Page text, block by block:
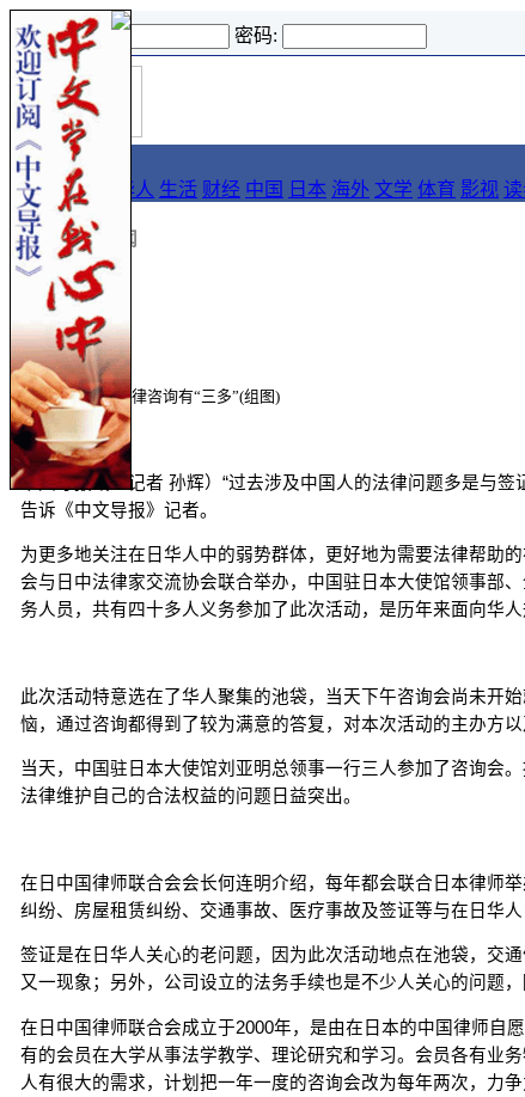
登录名: 密码:
首
页
导报
要闻 论坛 华人 生活 财经 中国 日本 海外 文学 体育 影视
::导报:: 要闻
中文导报讯（记者 孙辉）“过去涉及中国人的法律问题多是与
告诉《中文导报》记者。
为更多地关注在日华人中的弱势群体，更好地为需要法律帮助
会与日中法律家交流协会联合举办，中国驻日本大使馆领事部
务人员，共有四十多人义务参加了此次活动，是历年来面向华人
此次活动特意选在了华人聚集的池袋，当天下午咨询会尚未开
恼，通过咨询都得到了较为满意的答复，对本次活动的主办方以
当天，中国驻日本大使馆刘亚明总领事一行三人参加了咨询会
法律维护自己的合法权益的问题日益突出。
在日中国律师联合会会长何连明介绍，每年都会联合日本律师
纠纷、房屋租赁纠纷、交通事故、医疗事故及签证等与在日华
签证是在日华人关心的老问题，因为此次活动地点在池袋，交
又一现象；另外，公司设立的法务手续也是不少人关心的问题
在日中国律师联合会成立于2000年，是由在日本的中国律师自
有的会员在大学从事法学教学、理论研究和学习。会员各有业
人有很大的需求，计划把一年一度的咨询会改为每年两次，力